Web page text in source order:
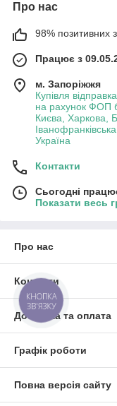
Про нас
98% позитивних з
Працює з
м. Запоріжжя
Купівля
на рахунок ФОП
Києва, Харкова,
Україна
Контакти
Сьогодні
Показати весь
Про нас
Контакти
Доставка та оплата
Графік роботи
Повна версія сайту
КНОПКА
ЗВ'ЯЗКУ